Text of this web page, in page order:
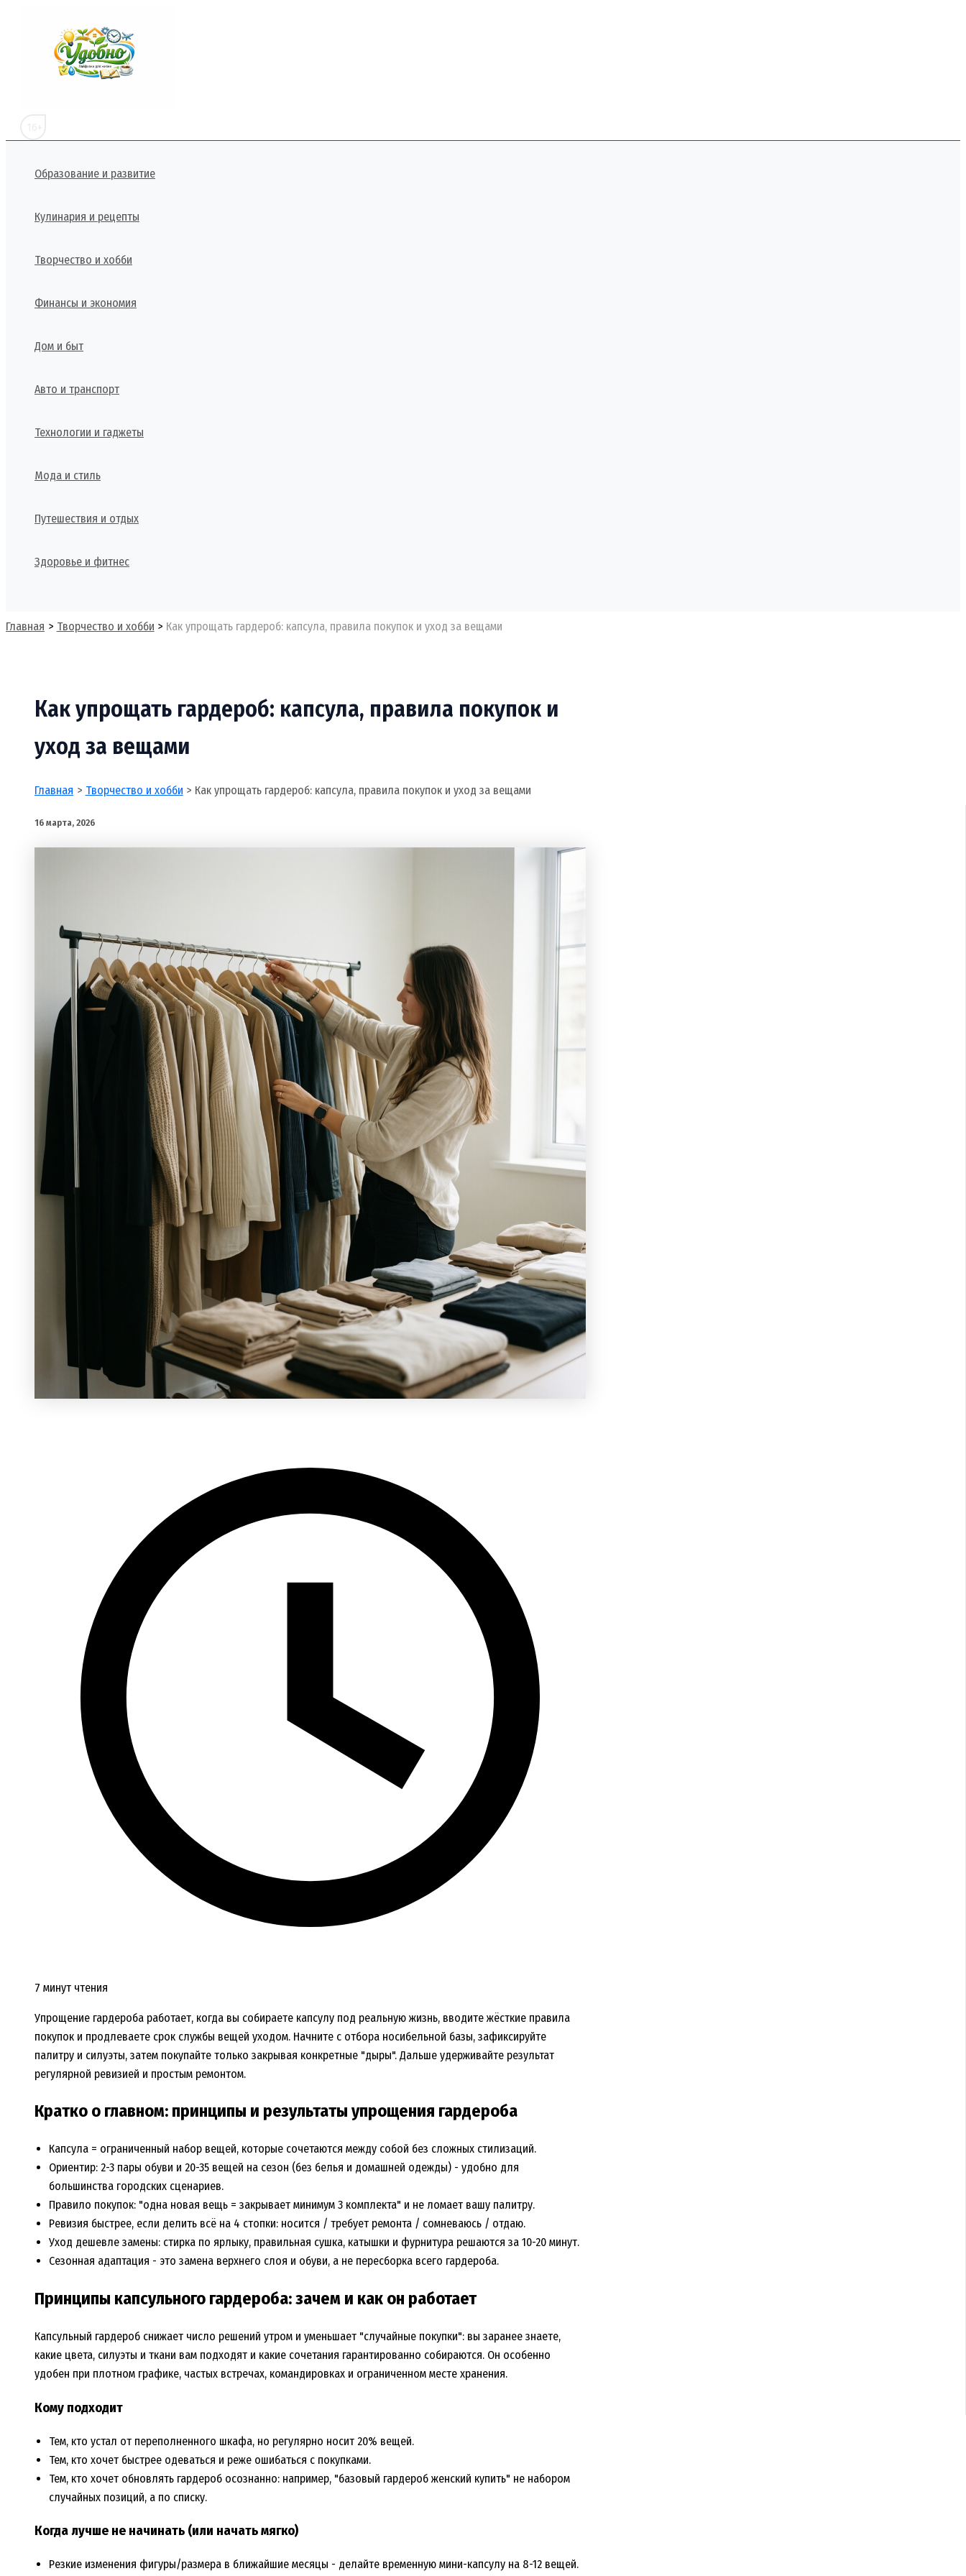
содержимому
Образование и развитие
Кулинария и рецепты
Творчество и хобби
Финансы и экономия
Дом и быт
Авто и транспорт
Технологии и гаджеты
Мода и стиль
Путешествия и отдых
Здоровье и фитнес
Главная Творчество и хобби Как упрощать гардероб: капсула, правила покупок и уход за вещами
Как упрощать гардероб: капсула, правила покупок и
уход за вещами
Главная Творчество и хобби Как упрощать гардероб: капсула, правила покупок и уход за вещами
16 марта, 2026
7 минут чтения
Упрощение гардероба работает, когда вы собираете капсулу под реальную жизнь, вводите жёсткие правила
покупок и продлеваете срок службы вещей уходом. Начните с отбора носибельной базы, зафиксируйте
палитру и силуэты, затем покупайте только закрывая конкретные "дыры". Дальше удерживайте результат
регулярной ревизией и простым ремонтом.
Кратко о главном: принципы и результаты упрощения гардероба
Капсула = ограниченный набор вещей, которые сочетаются между собой без сложных стилизаций.
Ориентир: 2-3 пары обуви и 20-35 вещей на сезон (без белья и домашней одежды) - удобно для
большинства городских сценариев.
Правило покупок: "одна новая вещь = закрывает минимум 3 комплекта" и не ломает вашу палитру.
Ревизия быстрее, если делить всё на 4 стопки: носится / требует ремонта / сомневаюсь / отдаю.
Уход дешевле замены: стирка по ярлыку, правильная сушка, катышки и фурнитура решаются за 10-20 минут.
Сезонная адаптация - это замена верхнего слоя и обуви, а не пересборка всего гардероба.
Принципы капсульного гардероба: зачем и как он работает
Капсульный гардероб снижает число решений утром и уменьшает "случайные покупки": вы заранее знаете,
какие цвета, силуэты и ткани вам подходят и какие сочетания гарантированно собираются. Он особенно
удобен при плотном графике, частых встречах, командировках и ограниченном месте хранения.
Кому подходит
Тем, кто устал от переполненного шкафа, но регулярно носит 20% вещей.
Тем, кто хочет быстрее одеваться и реже ошибаться с покупками.
Тем, кто хочет обновлять гардероб осознанно: например, "базовый гардероб женский купить" не набором
случайных позиций, а по списку.
Когда лучше не начинать (или начать мягко)
Резкие изменения фигуры/размера в ближайшие месяцы - делайте временную мини-капсулу на 8-12 вещей.